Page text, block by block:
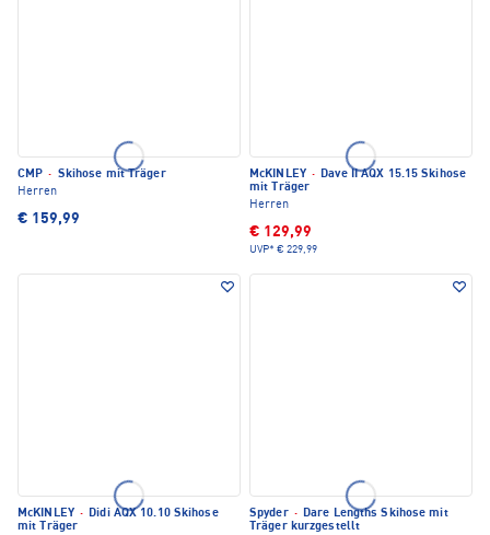
CMP · Skihose mit Träger
Herren
€ 159,99
McKINLEY · Dave II AQX 15.15 Skihose
mit Träger
Herren
€ 129,99
UVP* € 229,99
McKINLEY · Didi AQX 10.10 Skihose
mit Träger
Spyder · Dare Lengths Skihose mit
Träger kurzgestellt